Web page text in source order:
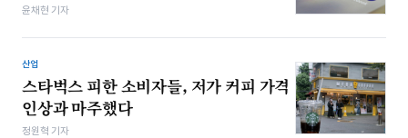
윤채현 기자
산업
스타벅스 피한 소비자들, 저가 커피 가격
인상과 마주했다
정원혁 기자